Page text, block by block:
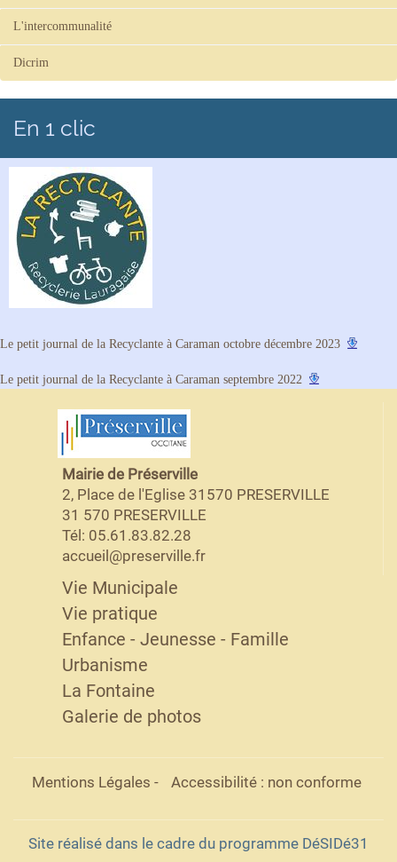
L'intercommunalité
Dicrim
En 1 clic
Le petit journal de la Recyclante à Caraman octobre décembre 2023
Le petit journal de la Recyclante à Caraman septembre 2022
Mairie de Préserville
2, Place de l'Eglise 31570 PRESERVILLE
31 570 PRESERVILLE
Tél: 05.61.83.82.28
accueil@preserville.fr
Vie Municipale
Vie pratique
Enfance - Jeunesse - Famille
Urbanisme
La Fontaine
Galerie de photos
Mentions Légales - Accessibilité : non conforme
Site réalisé dans le cadre du programme DéSIDé31